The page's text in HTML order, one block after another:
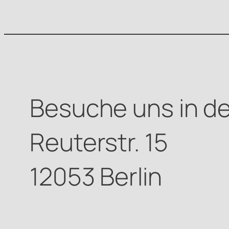
Besuche uns in
Reuterstr. 15
12053 Berlin